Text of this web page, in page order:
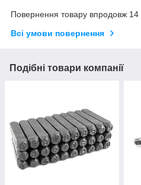
Повернення товару впродовж 14
Всі умови повернення
Подібні товари компанії